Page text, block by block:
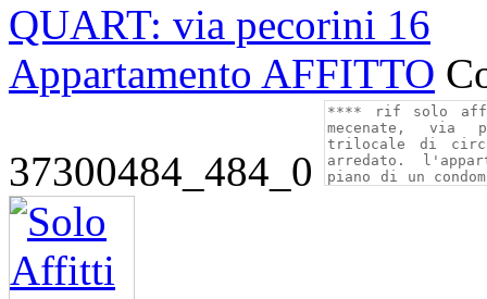
QUART: via pecorini 16
Appartamento AFFITTO
37300484_484_0